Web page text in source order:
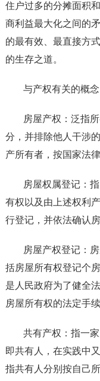
住户过多的分摊面积
商利益最大化之间的
的最有效、最直接方
的生存之道。
与产权有关的概念
房屋产权：泛指
分，并排除他人干涉
产所有者，按国家法
房屋权属登记：
有权以及由上述权利
行登记，并依法确认
房屋产权登记：
括房屋所有权登记个
是人民政府为了健全
房屋所有权的法定手续
共有产权：指一
即共有人，在实践中
指共有人分别按自己